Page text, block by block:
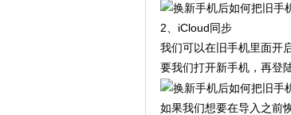
2、iCloud同步
我们可以在旧手机里面开
要我们打开新手机，再登
如果我们想要在导入之前